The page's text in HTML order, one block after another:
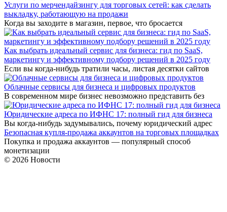
Услуги по мерчендайзингу для торговых сетей: как сделать
выкладку, работающую на продажи
Когда вы заходите в магазин, первое, что бросается
Как выбрать идеальный сервис для бизнеса: гид по SaaS,
маркетингу и эффективному подбору решений в 2025 году
Если вы когда-нибудь тратили часы, листая десятки сайтов
Облачные сервисы для бизнеса и цифровых продуктов
В современном мире бизнес невозможно представить без
Юридические адреса по ИФНС 17: полный гид для бизнеса
Вы когда-нибудь задумывались, почему юридический адрес
Безопасная купля-продажа аккаунтов на торговых площадках
Покупка и продажа аккаунтов — популярный способ
монетизации
© 2026 Новости